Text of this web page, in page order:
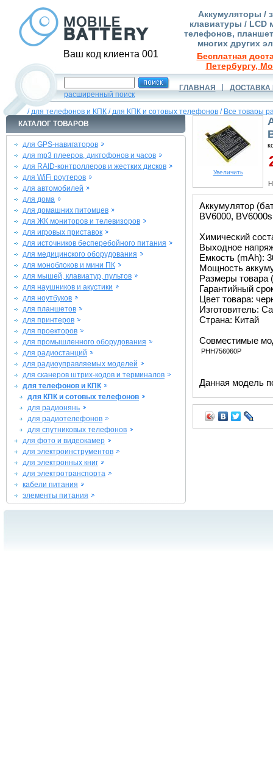
Ваш код клиента 001
Аккумуляторы /
клавиатуры / LCD
телефонов,
многих других
Бесплатная
Петербургу,
расширенный поиск
ГЛАВНАЯ ДОСТАВКА
/для телефонов и КПК /для КПК и сотовых телефонов / Все товары
КАТАЛОГ ТОВАРОВ
для GPS-навигаторов
для mp3 плееров, диктофонов и часов
для RAID-контроллеров и жестких дисков
для WiFi роутеров
для автомобилей
для дома
для домашних питомцев
для ЖК мониторов и телевизоров
для игровых приставок
для источников бесперебойного питания
для медицинского оборудования
для моноблоков и мини ПК
для мышей, клавиатур, пультов
для наушников и акустики
для ноутбуков
для планшетов
для принтеров
для проекторов
для промышленного оборудования
для радиостанций
для радиоуправляемых моделей
для сканеров штрих-кодов и терминалов
для телефонов и КПК
для КПК и сотовых телефонов
для радионянь
для радиотелефонов
для спутниковых телефонов
для фото и видеокамер
для электроинструментов
для электронных книг
для электротранспорта
кабели питания
элементы питания
Увеличить
Аккумулятор
BV6000,
Химический
Выходное
Емкость (mAh):
Мощность
Размеры товара
Гарантийный
Цвет товара:
Изготовитель:
Страна: Китай
Совместимые
PHH756060P
Данная модель